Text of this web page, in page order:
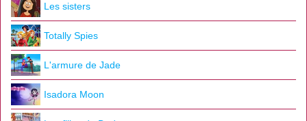
Les sisters
Totally Spies
L'armure de Jade
Isadora Moon